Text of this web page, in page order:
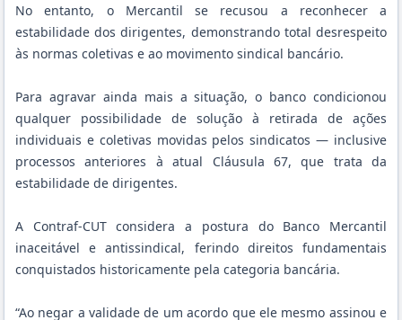
No entanto, o Mercantil se recusou a reconhecer a
estabilidade dos dirigentes, demonstrando total desrespeito
às normas coletivas e ao movimento sindical bancário.
Para agravar ainda mais a situação, o banco condicionou
qualquer possibilidade de solução à retirada de ações
individuais e coletivas movidas pelos sindicatos — inclusive
processos anteriores à atual Cláusula 67, que trata da
estabilidade de dirigentes.
A Contraf-CUT considera a postura do Banco Mercantil
inaceitável e antissindical, ferindo direitos fundamentais
conquistados historicamente pela categoria bancária.
“Ao negar a validade de um acordo que ele mesmo assinou e